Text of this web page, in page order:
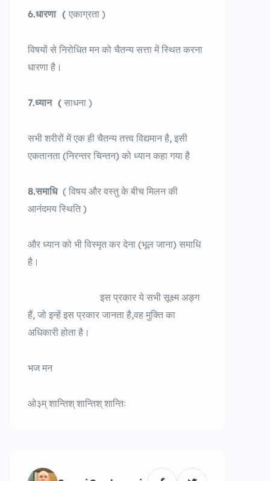
6.धारणा( एकाग्रता )
विषयों से निरोधित मन को चैतन्य सत्ता में स्थित करना
धारणा है।
7.ध्यान( साधना )
सभी शरीरों में एक ही चैतन्य तत्त्व विद्यमान है, इसी
एकतानता (निरन्तर चिन्तन) को ध्यान कहा गया है
8.समाधि ( विषय और वस्तु के बीच मिलन की
आनंदमय स्थिति )
और ध्यान को भी विस्मृत कर देना (भूल जाना) समाधि
है।
इस प्रकार ये सभी सूक्ष्म अङ्ग
हैं, जो इन्हें इस प्रकार जानता है,वह मुक्ति का
अधिकारी होता है।
भज मन
ओ३म् शान्तिश् शान्तिश् शान्तिः